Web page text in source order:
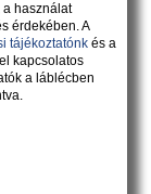
használat
érdekében. A
tájékoztatónkés a
kapcsolatos
a láblécben